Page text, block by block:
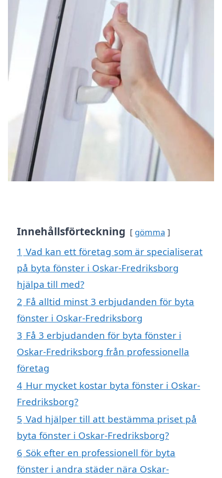
Innehållsförteckning gömma
1 Vad kan ett företag som är specialiserat
på byta fönster i Oskar-Fredriksborg
hjälpa till med?
2 Få alltid minst 3 erbjudanden för byta
fönster i Oskar-Fredriksborg
3 Få 3 erbjudanden för byta fönster i
Oskar-Fredriksborg från professionella
företag
4 Hur mycket kostar byta fönster i Oskar-
Fredriksborg?
5 Vad hjälper till att bestämma priset på
byta fönster i Oskar-Fredriksborg?
6 Sök efter en professionell för byta
fönster i andra städer nära Oskar-